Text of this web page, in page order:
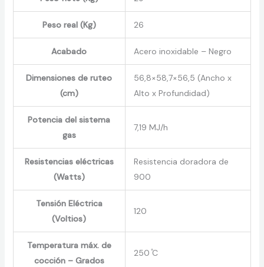
Peso real (Kg) 26
Acabado Acero inoxidable – Negro
Dimensiones de ruteo
(cm)
56,8×58,7×56,5 (Ancho x
Alto x Profundidad)
Potencia del sistema
gas
7,19 MJ/h
Resistencias eléctricas
(Watts)
Resistencia doradora de
900
Tensión Eléctrica
(Voltios)
120
Temperatura máx. de
cocción – Grados
250 ̊C